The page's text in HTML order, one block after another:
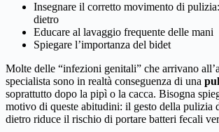
Insegnare il corretto movimento di
dietro
Educare al lavaggio frequente delle mani
Spiegare l’importanza del bidet
Molte delle “infezioni genitali” che arrivano
specialista sono in realtà conseguenza di una
soprattutto dopo la pipì o la cacca. Bisogna
motivo di queste abitudini: il gesto della pulizia
dietro riduce il rischio di portare batteri fecali